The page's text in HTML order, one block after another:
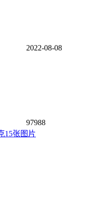
2022-08-08
97988
15张图片